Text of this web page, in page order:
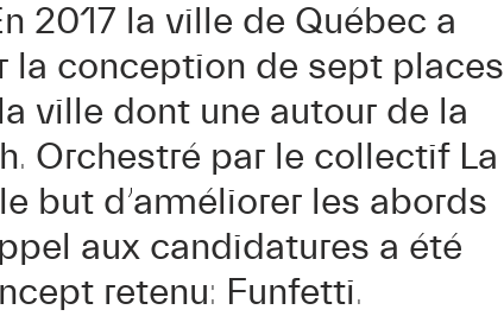
2017 la ville de Québec a
la conception de sept places
ville dont une autour de la
Orchestré par le collectif La
but d’améliorer les abords
aux candidatures a été
retenu: Funfetti.